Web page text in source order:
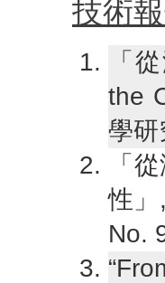
技術
「
the
學
「
性
No.